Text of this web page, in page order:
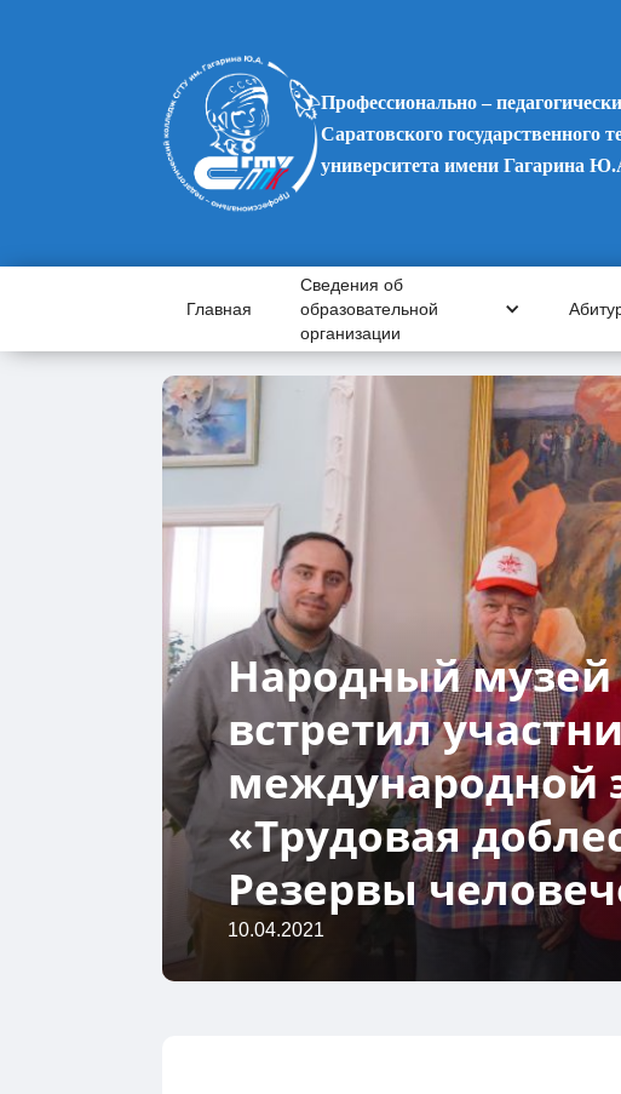
Профессионально –
Саратовского государственного
университета имени Гагарина
Главная
Сведения об
образовательной
организации
Народный
встретил
международной
«Трудовая
Резервы
10.04.2021